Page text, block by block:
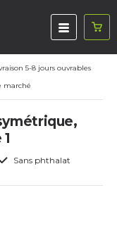
5-8 jours ouvrables
marché
Sans phthalat